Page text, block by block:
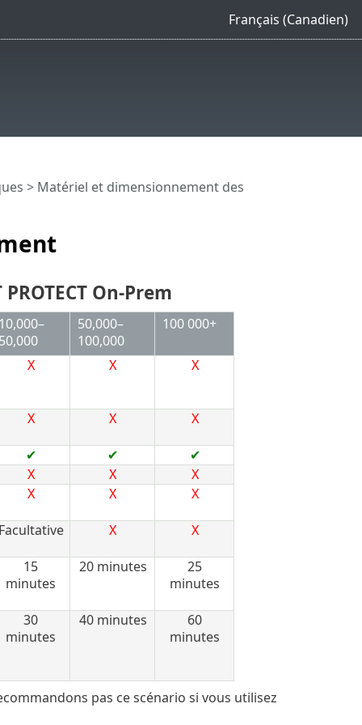
Français (Canadien)
> Matériel et dimensionnement des
On-Prem
50,000–
100,000
100 000+
X X X
X X X
✔ ✔
✔
X
X
X
X
X X
X X
15
minutes
20 minutes
25
minutes
30
minutes
40 minutes
60
minutes
pas ce scénario si vous utilisez